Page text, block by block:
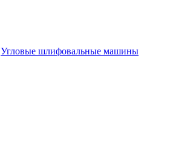
Угловые шлифовальные машины